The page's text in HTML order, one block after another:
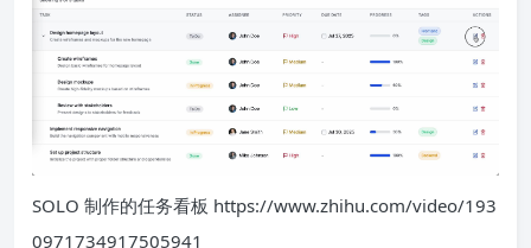
SOLO 制作的任务看板 https://www.zhihu.com/video/193
0971734917505941